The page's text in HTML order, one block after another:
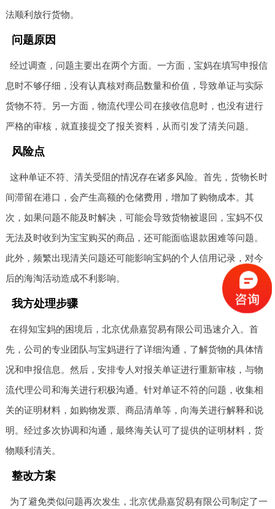
法顺利放行货物。
问题原因
经过调查，问题主要出在两个方面。一方面，宝妈在填写申报信
息时不够仔细，没有认真核对商品数量和价值，导致单证与实际
货物不符。另一方面，物流代理公司在接收信息时，也没有进行
严格的审核，就直接提交了报关资料，从而引发了清关问题。
风险点
这种单证不符、清关受阻的情况存在诸多风险。首先，货物长时
间滞留在港口，会产生高额的仓储费用，增加了购物成本。其
次，如果问题不能及时解决，可能会导致货物被退回，宝妈不仅
无法及时收到为宝宝购买的商品，还可能面临退款困难等问题。
此外，频繁出现清关问题还可能影响宝妈的个人信用记录，对今
后的海淘活动造成不利影响。
我方处理步骤
在得知宝妈的困境后，北京优鼎嘉贸易有限公司迅速介入。首
先，公司的专业团队与宝妈进行了详细沟通，了解货物的具体情
况和申报信息。然后，安排专人对报关单证进行重新审核，与物
流代理公司和海关进行积极沟通。针对单证不符的问题，收集相
关的证明材料，如购物发票、商品清单等，向海关进行解释和说
明。经过多次协调和沟通，最终海关认可了提供的证明材料，货
物顺利清关。
整改方案
为了避免类似问题再次发生，北京优鼎嘉贸易有限公司制定了一